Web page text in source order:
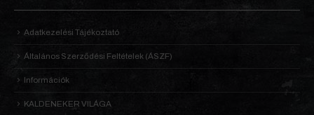
Adatkezelési Tájékoztató
Általános Szerződési Feltételek (ÁSZF)
Információk
KALDENEKER VILÁGA